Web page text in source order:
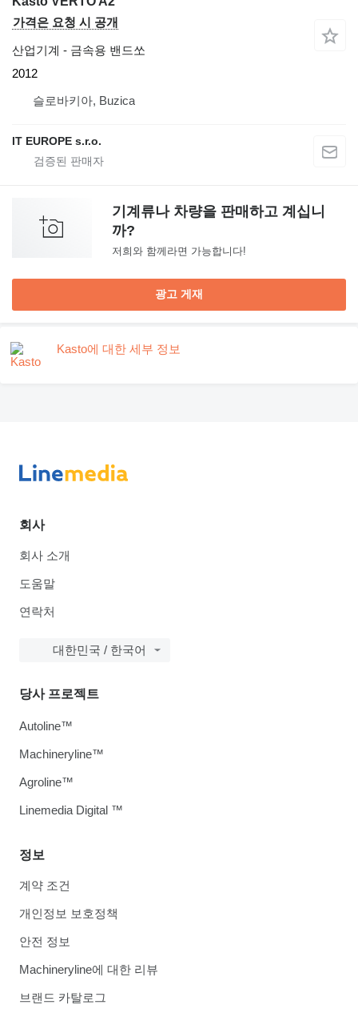
가격은 요청 시 공개
산업기계 - 금속용 밴드쏘
2012
슬로바키아, Buzica
IT EUROPE s.r.o.
기계류나 차량을 판매하고 계십니
까?
저희와 함께라면 가능합니다!
광고 게재
Kasto에 대한 세부 정보
회사
회사 소개
도움말
연락처
대한민국 / 한국어
정보
계약 조건
개인정보 보호정책
안전 정보
Machineryline에 대한 리뷰
브랜드 카탈로그
당사 프로젝트
Autoline™
Machineryline™
Agroline™
Linemedia Digital ™